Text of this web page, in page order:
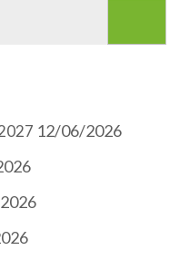
12/06/2026